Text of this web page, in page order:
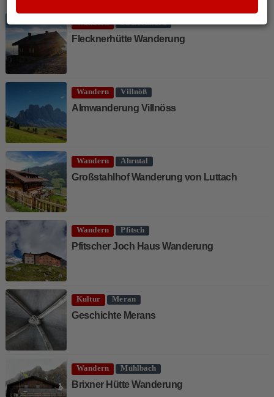
Flecknerhütte Wanderung
Wandern Villnöß
Almwanderung Villnöss
Wandern Ahrntal
Großstahlhof Wanderung von Luttach
Wandern Pfitsch
Pfitscher Joch Haus Wanderung
Kultur Meran
Geschichte Merans
Wandern Mühlbach
Brixner Hütte Wanderung